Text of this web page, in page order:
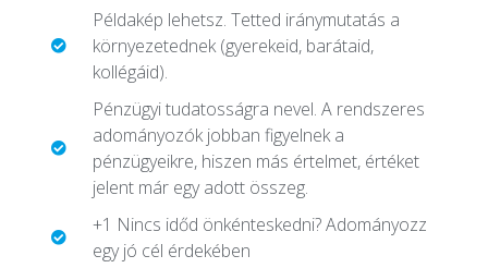
Példakép lehetsz. Tetted iránymutatás a
környezetednek (gyerekeid, barátaid,
kollégáid).
Pénzügyi tudatosságra nevel. A rendszeres
adományozók jobban figyelnek a
pénzügyeikre, hiszen más értelmet, értéket
jelent már egy adott összeg.
+1 Nincs időd önkénteskedni? Adományozz
egy jó cél érdekében